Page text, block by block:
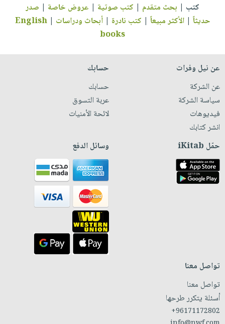
كتب | بحث متقدم | كتب صوتية | عروض خاصة | صدر
حديثاً |الأكثر مبيعاً | كتب نادرة |أبحاث ودراسات |
English
books
عن نيل وفرات
عن الشركة
سياسة الشركة
فيديوهات
انشر كتابك
حسابك
حسابك
عربة التسوق
لائحة الأمنيات
حمّل iKitab وسائل الدفع
تواصل معنا
تواصل معنا
أسئلة يتكرر طرحها
+96171172802